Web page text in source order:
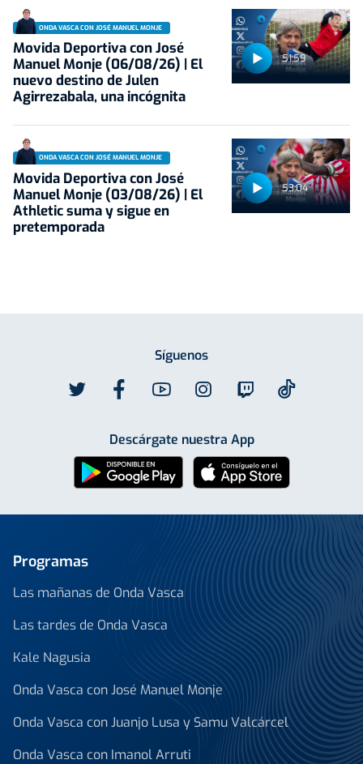
51:59
ONDA VASCA CON JOSÉ MANUEL MONJE
Movida Deportiva con José
Manuel Monje (06/08/26) | El
nuevo destino de Julen
Agirrezabala, una incógnita
53:04
ONDA VASCA CON JOSÉ MANUEL MONJE
Movida Deportiva con José
Manuel Monje (03/08/26) | El
Athletic suma y sigue en
pretemporada
Síguenos
Descárgate nuestra App
Programas
Las mañanas de Onda Vasca
Las tardes de Onda Vasca
Kale Nagusia
Onda Vasca con José Manuel Monje
Onda Vasca con Juanjo Lusa y Samu Valcárcel
Onda Vasca con Imanol Arruti